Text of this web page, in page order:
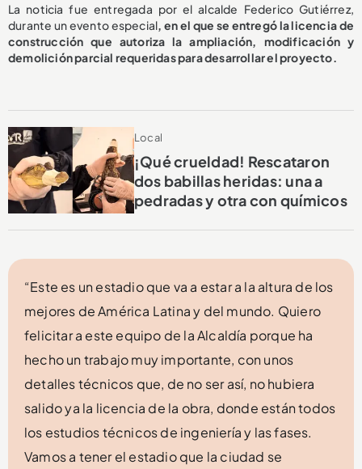
La noticia fue entregada por el alcalde Federico Gutiérrez,
durante un evento especial, en el que se entregó la licencia de
construcción que autoriza la ampliación, modificación y
demolición parcial requeridas para desarrollar el proyecto.
Local
¡Qué crueldad! Rescataron
dos babillas heridas: una a
pedradas y otra con químicos
“Este es un estadio que va a estar a la altura de los
mejores de América Latina y del mundo. Quiero
felicitar a este equipo de la Alcaldía porque ha
hecho un trabajo muy importante, con unos
detalles técnicos que, de no ser así, no hubiera
salido ya la licencia de la obra, donde están todos
los estudios técnicos de ingeniería y las fases.
Vamos a tener el estadio que la ciudad se